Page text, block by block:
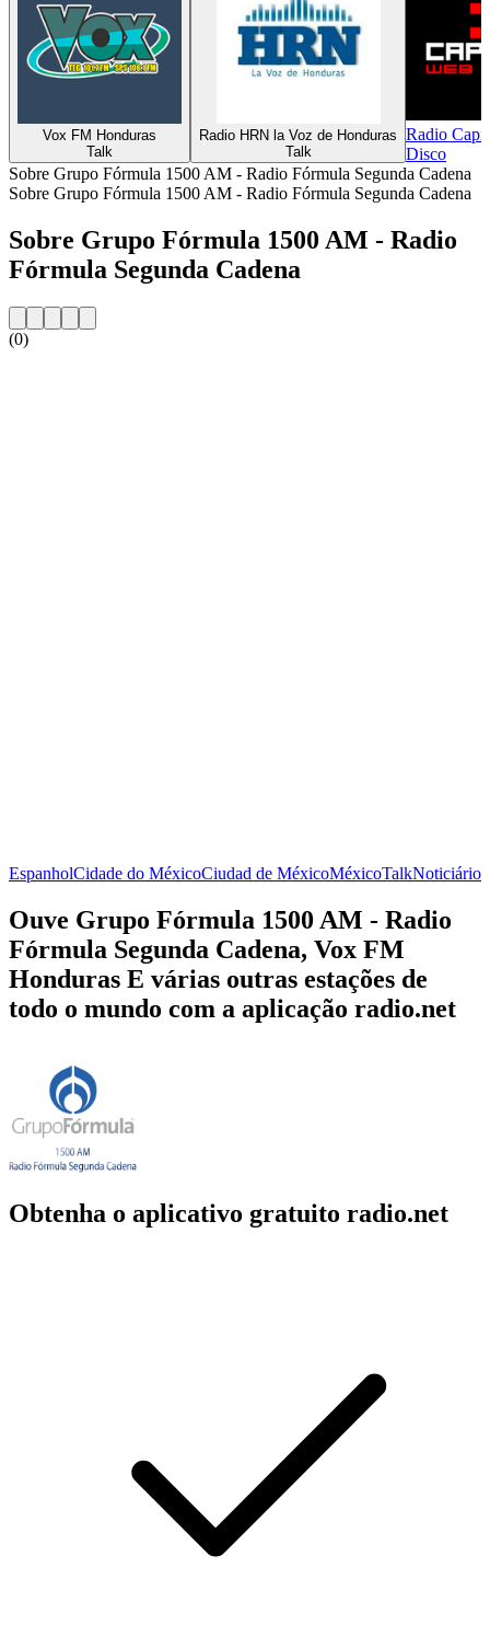
Vox FM Honduras
Talk
Radio HRN la Voz de Honduras
Talk
Radio
Disco
Sobre Grupo Fórmula 1500 AM - Radio Fórmula Segunda Cadena
Sobre Grupo Fórmula 1500 AM - Radio Fórmula Segunda Cadena
Sobre Grupo Fórmula 1500 AM - Radio
Fórmula Segunda Cadena
(0)
EspanholCidade do MéxicoCiudad de MéxicoMéxicoTalkNoticiário
Ouve Grupo Fórmula 1500 AM - Radio
Fórmula Segunda Cadena, Vox FM
Honduras E várias outras estações de
todo o mundo com a aplicação radio.net
Obtenha o aplicativo gratuito radio.net